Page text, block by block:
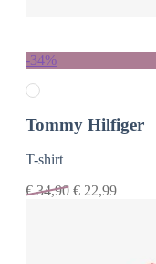
-34%
Tommy Hilfiger
T-shirt
€34,90 € 22,99